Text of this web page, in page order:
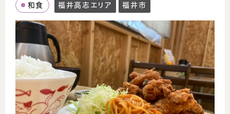
和食 福井高志エリア 福井市